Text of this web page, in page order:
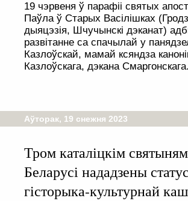
19 чэрвеня ў парафіі святых
Паўла ў Старых Васілішках
дыяцэзія, Шчучынскі дэканат)
развітанне са спачылай у
Казлоўскай, мамай ксяндза
Казлоўскага, дэкана Смаргонскага.
Аўторак, 19 снежня 2023
Тром каталіцкім
Беларусі нададзены статус
гісторыка-культурнай